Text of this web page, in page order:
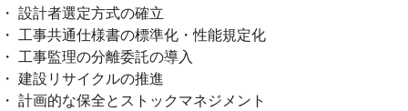
・ 設計者選定方式の確立
・ 工事共通仕様書の標準化・性能規定化
・ 工事監理の分離委託の導入
・ 建設リサイクルの推進
・ 計画的な保全とストックマネジメント